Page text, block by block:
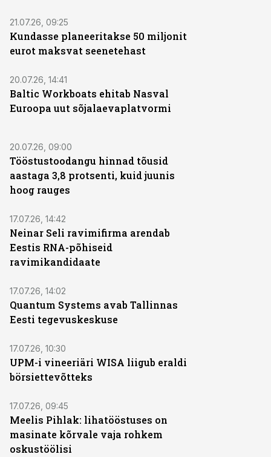
21.07.26, 09:25
Kundasse planeeritakse 50 miljonit
eurot maksvat seenetehast
20.07.26, 14:41
Baltic Workboats ehitab Nasval
Euroopa uut sõjalaevaplatvormi
20.07.26, 09:00
Tööstustoodangu hinnad tõusid
aastaga 3,8 protsenti, kuid juunis
hoog rauges
17.07.26, 14:42
Neinar Seli ravimifirma arendab
Eestis RNA-põhiseid
ravimikandidaate
17.07.26, 14:02
Quantum Systems avab Tallinnas
Eesti tegevuskeskuse
17.07.26, 10:30
UPM-i vineeriäri WISA liigub eraldi
börsiettevõtteks
17.07.26, 09:45
Meelis Pihlak: lihatööstuses on
masinate kõrvale vaja rohkem
oskustöölisi